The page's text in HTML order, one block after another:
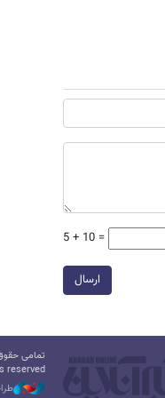
5 + 10 =
ارسال
تمامی
reserved